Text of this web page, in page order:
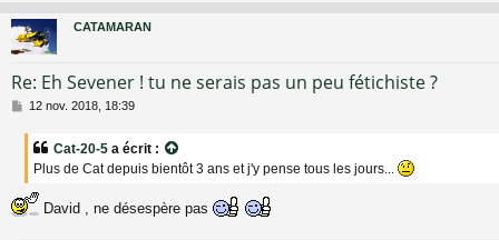
CATAMARAN
Re: Eh Sevener ! tu ne serais pas un peu fétichiste ?
M
e
12 nov. 2018, 18:39
Cat-20-5 a écrit :
Plus de Cat depuis bientôt 3 ans et j'y pense tous les jours...
David , ne désespère pas